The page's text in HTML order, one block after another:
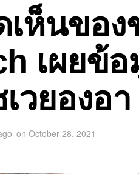
ห็นของ
เผยข้
วยองอา
on October 28, 2021